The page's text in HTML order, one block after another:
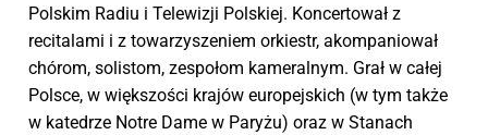
Polskim Radiu i Telewizji Polskiej. Koncertował z
recitalami i z towarzyszeniem orkiestr, akompaniował
chórom, solistom, zespołom kameralnym. Grał w całej
Polsce, w większości krajów europejskich (w tym także
w katedrze Notre Dame w Paryżu) oraz w Stanach